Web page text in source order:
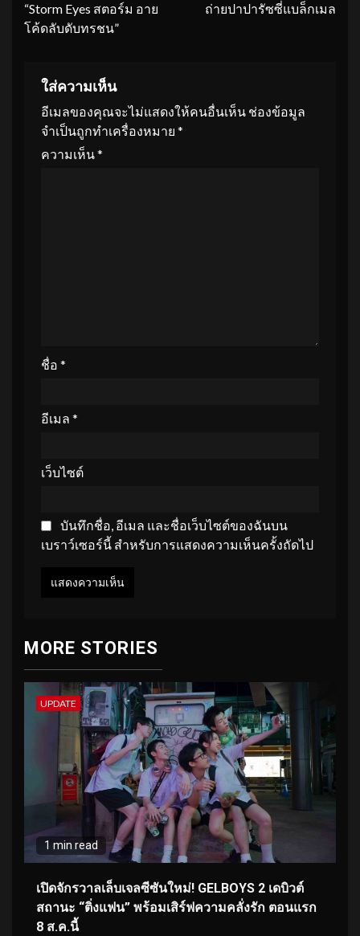
“Storm Eyes สตอร์ม อาย
โค้ดลับดับทรชน”
ถ่ายปาปารัซซี่แบล็กเมล
ใส่ความเห็น
อีเมลของคุณจะไม่แสดงให้คนอื่นเห็น ช่องข้อมูล
จำเป็นถูกทำเครื่องหมาย *
ความเห็น*
ชื่อ *
อีเมล *
เว็บไซต์
บันทึกชื่อ, อีเมล และชื่อเว็บไซต์ของฉันบน
เบราว์เซอร์นี้ สำหรับการแสดงความเห็นครั้งถัดไป
MORE STORIES
UPDATE
1 min read
เปิดจักรวาลเล็บเจลซีซันใหม่! GELBOYS 2 เดบิวต์
สถานะ “ติ่งแฟน” พร้อมเสิร์ฟความคลั่งรัก ตอนแรก
8 ส.ค.นี้